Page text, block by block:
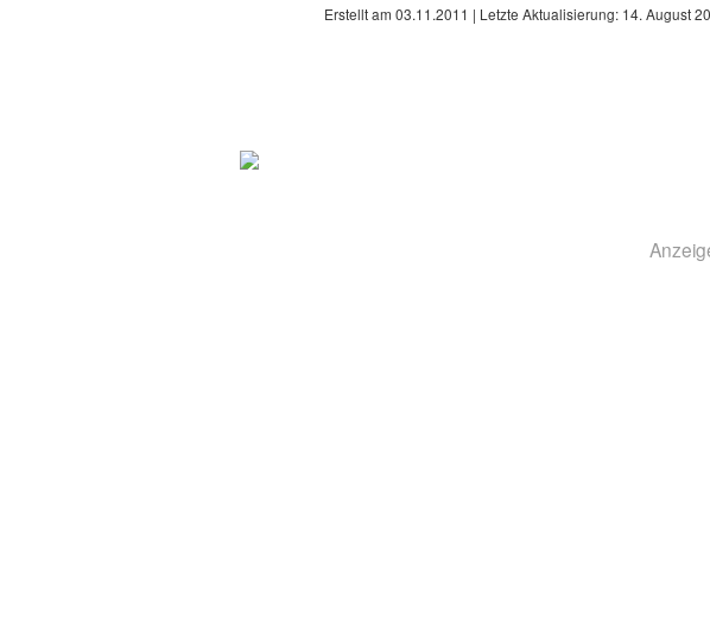
Erstellt am 03.11.2011 | Letzte Aktualisierung: 14. August